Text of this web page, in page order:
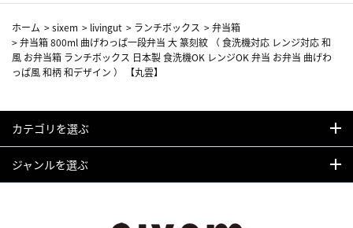
ホーム >sixem > livingut > ランチボックス >弁当箱
>弁当箱 800ml 曲げわっぱ一段弁当 大 篆刻紋 （ 食洗機対応 レンジ対応 和
風 お弁当箱 ランチボックス 日本製 食洗機OK レンジOK 弁当 お弁当 曲げわ
っぱ風 和柄 和デザイン ） 【丸雲】
カテゴリを選ぶ
ジャンルを選ぶ